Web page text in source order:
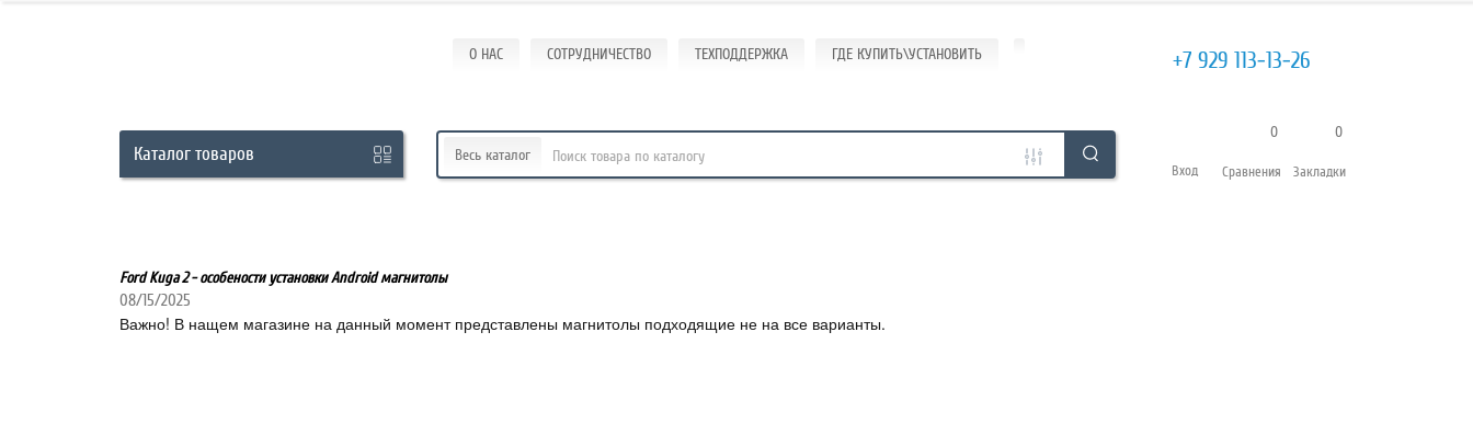
О НАС СОТРУДНИЧЕСТВО ТЕХПОДДЕРЖКА ГДЕ КУПИТЬ\УСТАНОВИТЬ +7 929 113-13-26
Каталогтоваров Весь каталог
0
Закладки
0
Сравнения
Вход
Ford Kuga 2 - особености установки Android магнитолы
08/15/2025
Важно! В нащем магазине на данный момент представлены магнитолы подходящие не на все варианты.